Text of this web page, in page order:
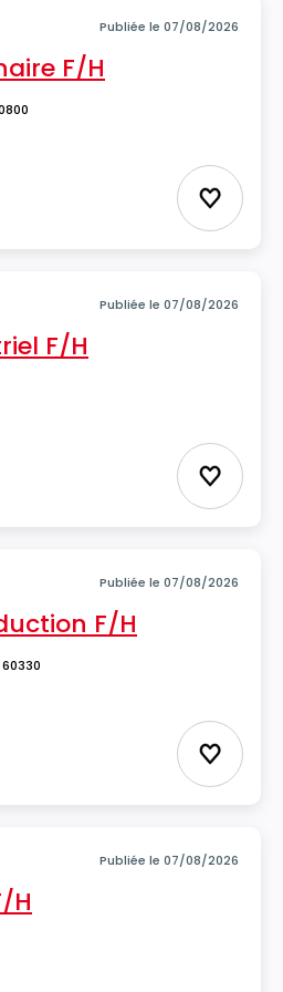
Publiée le 07/08/2026
F/H
Ajouter
Publiée le 07/08/2026
F/H
Ajouter
Publiée le 07/08/2026
F/H
Ajouter
Publiée le 07/08/2026
H